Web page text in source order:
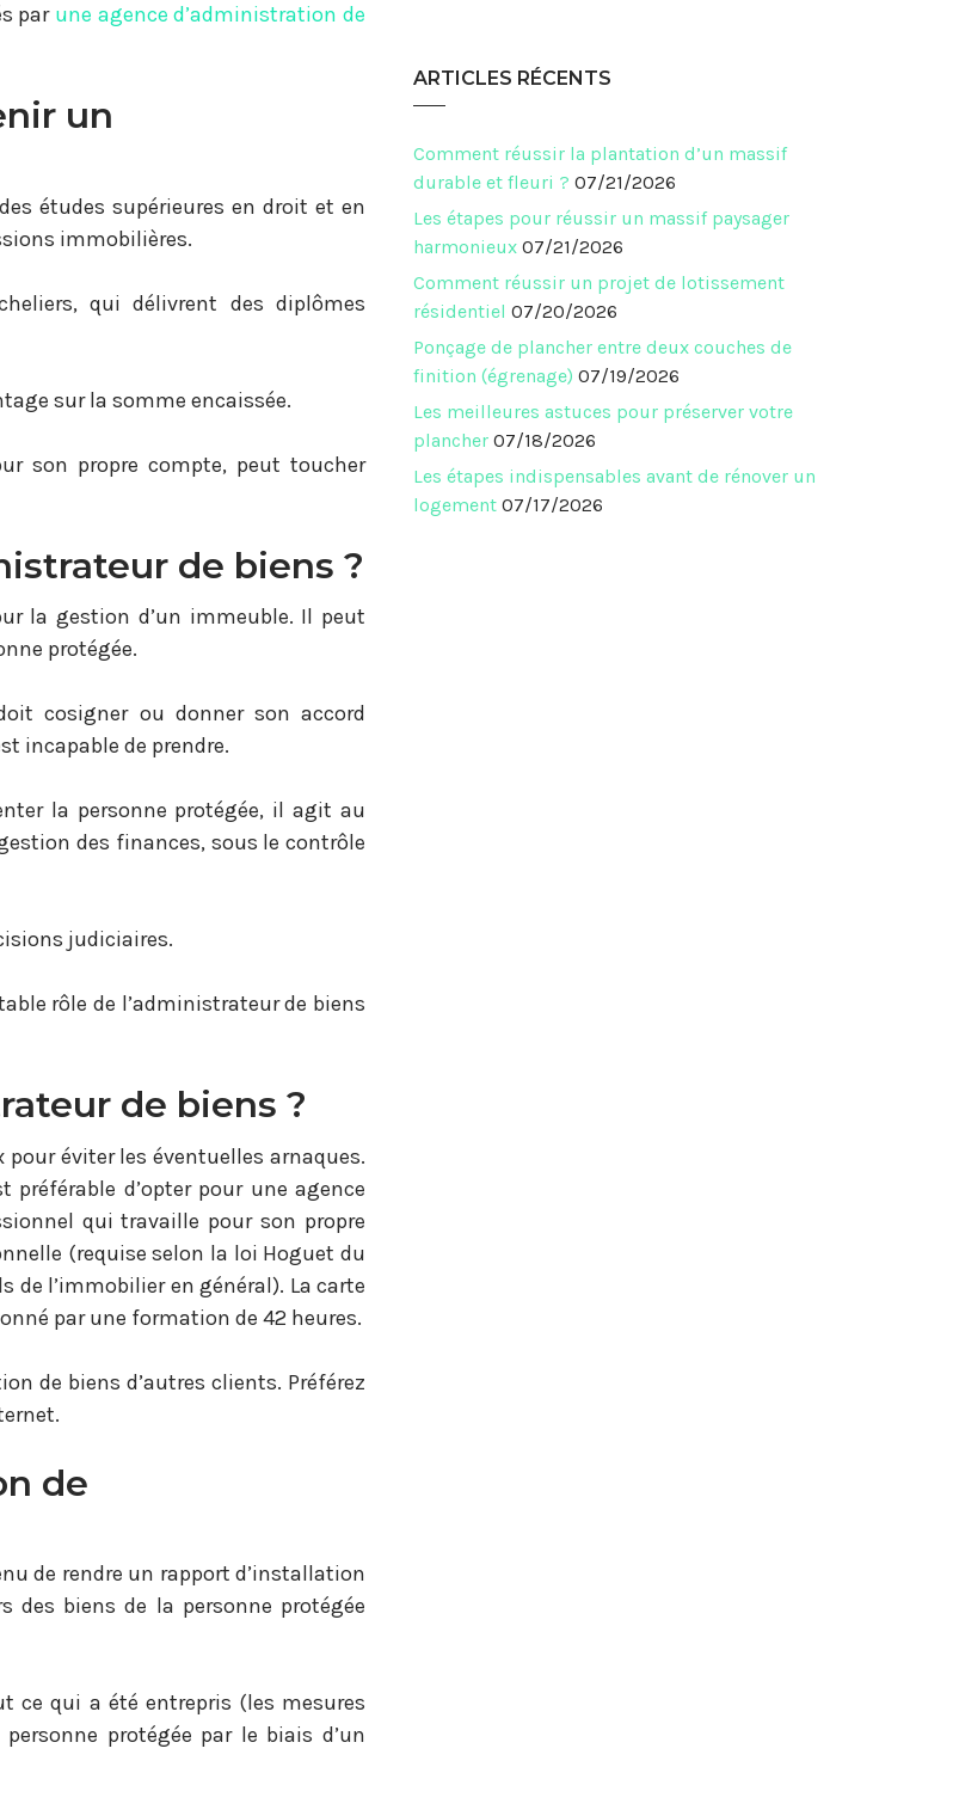
par une agence d’administration de
un
études supérieures en droit et en
immobilières.
qui délivrent des diplômes
sur la somme encaissée.
son propre compte, peut toucher
de biens ?
la gestion d’un immeuble. Il peut
protégée.
cosigner ou donner son accord
incapable de prendre.
la personne protégée, il agit au
des finances, sous le contrôle
judiciaires.
rôle de l’administrateur de biens
de biens ?
éviter les éventuelles arnaques.
d’opter pour une agence
qui travaille pour son propre
(requise selon la loi Hoguet du
de l’immobilier en général). La carte
par une formation de 42 heures.
de biens d’autres clients. Préférez
de
de rendre un rapport d’installation
des biens de la personne protégée
ce qui a été entrepris (les mesures
protégée par le biais d’un
ARTICLES RÉCENTS
Comment réussir la plantation d’un massif
durable et fleuri ? 07/21/2026
Les étapes pour réussir un massif paysager
harmonieux 07/21/2026
Comment réussir un projet de lotissement
résidentiel 07/20/2026
Ponçage de plancher entre deux couches de
finition (égrenage) 07/19/2026
Les meilleures astuces pour préserver votre
plancher 07/18/2026
Les étapes indispensables avant de rénover un
logement 07/17/2026